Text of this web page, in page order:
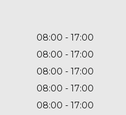
08:00
17:00
08:00
17:00
08:00
17:00
08:00
17:00
08:00 17:00